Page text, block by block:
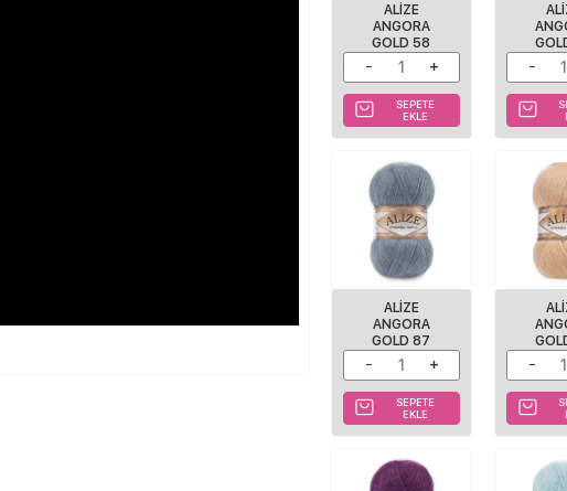
ALIZE
ANGORA
GOLD 58
SEPETE
EKLE
ALIZE
ANGORA
GOLD 87
SEPETE
EKLE